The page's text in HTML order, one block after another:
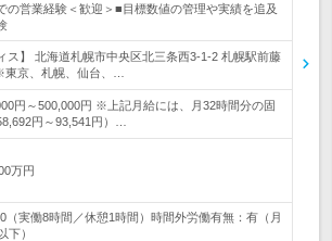
の営業経験＜歓迎＞■目標数値の管理や実績を追及
ス】 北海道札幌市中央区北三条西3-1-2 札幌駅前藤
京、札幌、仙台、…
円～500,000円 ※上記月給には、月32時間分の固
円～93,541円）…
万円
（実働8時間／休憩1時間）時間外労働有無：有（月
下）